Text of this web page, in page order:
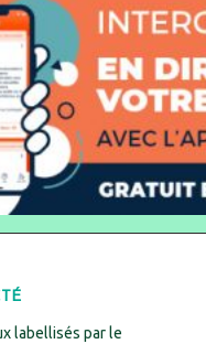
labellisés par le